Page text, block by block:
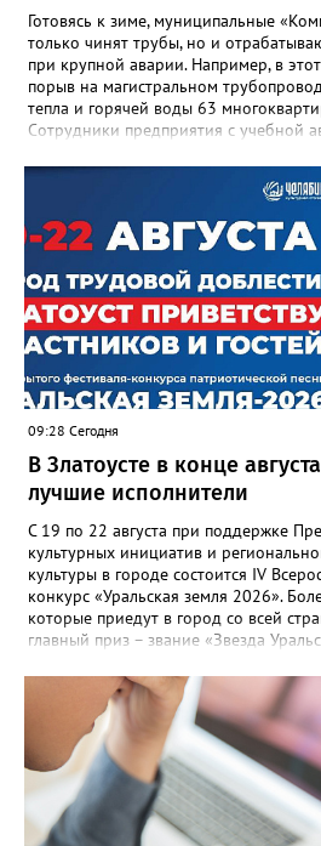
Готовясь к зиме, муниципальные
только чинят трубы, но и
при крупной аварии. Например, в
порыв на магистральном
тепла и горячей воды 63
Сотрудники предприятия с учебной
отметили и недочёты. «Например,
несвоевременно приняли меры для
“перемерзания” общей домовой
многоквартирного дома,
ресурсоснабжающей организацией,
— сообщила начальник Главного
Настенко. В следующий раз,
Госжилинспекции, службы должны
оперативно делиться информацией со
заинтересованными – от поставщика
потребителей.
09:28 Сегодня
В Златоусте в конце
лучшие исполнители
С 19 по 22 августа при поддержке
культурных инициатив и
культуры в городе состоится IV
конкурс «Уральская земля 2026».
которые приедут в город со всей
главный приз – звание «Звезда
прослушивания участников, мастер-
наставников, выступления
приглашённых артистов», - сообщает
фестивальные мероприятия будет
фестивале участвовали 26
Челябинской, Свердловской,
областей, Ханты-Мансийского
Республики Башкортостан.